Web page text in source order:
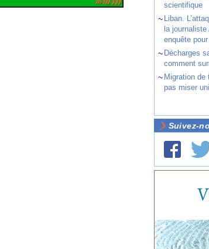
scientifique
~ Liban.
la journaliste
enquête
~ Décharges
comment
~ Migration de
pas miser
Suivez-